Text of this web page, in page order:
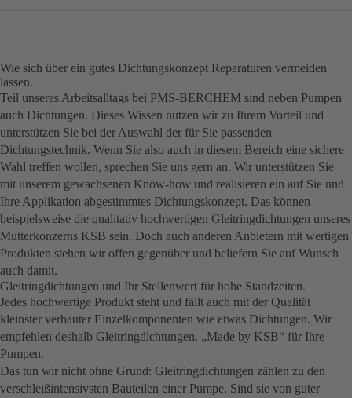
Wie sich über ein gutes Dichtungskonzept Reparaturen vermeiden
lassen.
Teil unseres Arbeitsalltags bei PMS-BERCHEM sind neben Pumpen
auch Dichtungen. Dieses Wissen nutzen wir zu Ihrem Vorteil und
unterstützen Sie bei der Auswahl der für Sie passenden
Dichtungstechnik. Wenn Sie also auch in diesem Bereich eine sichere
Wahl treffen wollen, sprechen Sie uns gern an. Wir unterstützen Sie
mit unserem gewachsenen Know-how und realisieren ein auf Sie und
Ihre Applikation abgestimmtes Dichtungskonzept. Das können
beispielsweise die qualitativ hochwertigen Gleitringdichtungen unseres
Mutterkonzerns KSB sein. Doch auch anderen Anbietern mit wertigen
Produkten stehen wir offen gegenüber und beliefern Sie auf Wunsch
auch damit.
Gleitringdichtungen und Ihr Stellenwert für hohe Standzeiten.
Jedes hochwertige Produkt steht und fällt auch mit der Qualität
kleinster verbauter Einzelkomponenten wie etwas Dichtungen. Wir
empfehlen deshalb Gleitringdichtungen, „Made by KSB“ für Ihre
Pumpen.
Das tun wir nicht ohne Grund: Gleitringdichtungen zählen zu den
verschleißintensivsten Bauteilen einer Pumpe. Sind sie von guter